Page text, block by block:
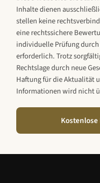
Inhalte dienen
stellen keine
eine rechtssichere
individuelle Prüfung
erforderlich. Trotz
Rechtslage durch neue
Haftung für die Aktualität
Informationen wird nicht